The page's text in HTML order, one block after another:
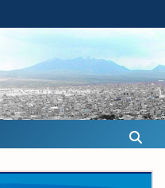
el mundo.